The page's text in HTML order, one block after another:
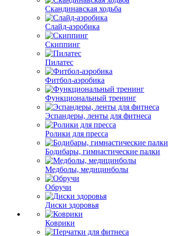
Скандинавская ходьба
Слайд-аэробика
Скиппинг
Пилатес
Фитбол-аэробика
Функциональный тренинг
Эспандеры, ленты для фитнеса
Ролики для пресса
Бодибары, гимнастические палки
Медболы, медицинболы
Обручи
Диски здоровья
Коврики